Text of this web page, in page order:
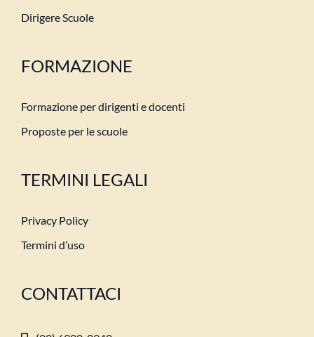
Dirigere Scuole
FORMAZIONE
Formazione per dirigenti e docenti
Proposte per le scuole
TERMINI LEGALI
Privacy Policy
Termini d’uso
CONTATTACI